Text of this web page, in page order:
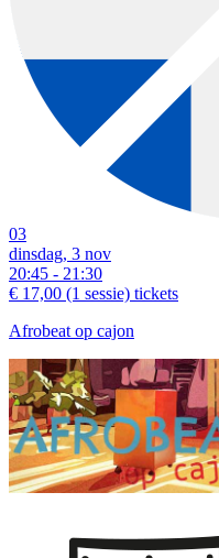
03
dinsdag, 3 nov
20:45 - 21:30
€ 17,00 (1 sessie) tickets
Afrobeat op cajon